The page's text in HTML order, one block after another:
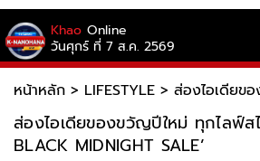
Khao Online
วันศุกร์ ที่ 7 ส.ค. 2569
หน้าหลัก > LIFESTYLE > ส่องไอเดียขอ
ส่องไอเดียของขวัญปีใหม่ ทุกไลฟ์ส
BLACK MIDNIGHT SALE’